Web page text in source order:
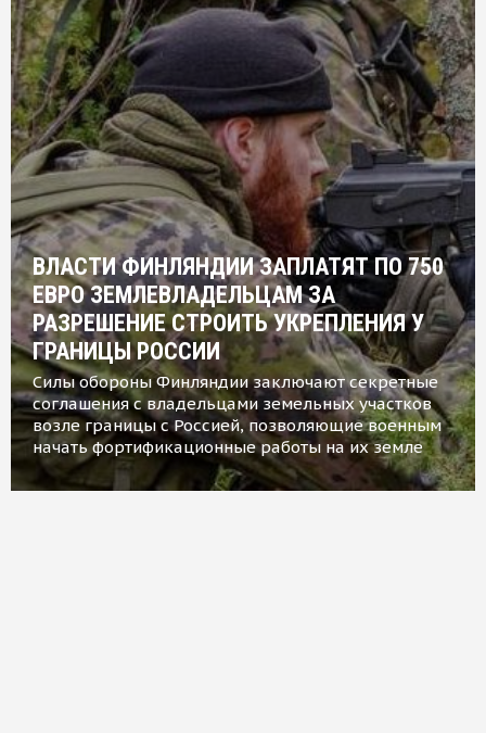
ВЛАСТИ ФИНЛЯНДИИ ЗАПЛАТЯТ ПО 750
ЕВРО ЗЕМЛЕВЛАДЕЛЬЦАМ ЗА
РАЗРЕШЕНИЕ СТРОИТЬ УКРЕПЛЕНИЯ У
ГРАНИЦЫ РОССИИ
Силы обороны Финляндии заключают секретные
соглашения с владельцами земельных участков
возле границы с Россией, позволяющие военным
начать фортификационные работы на их земле